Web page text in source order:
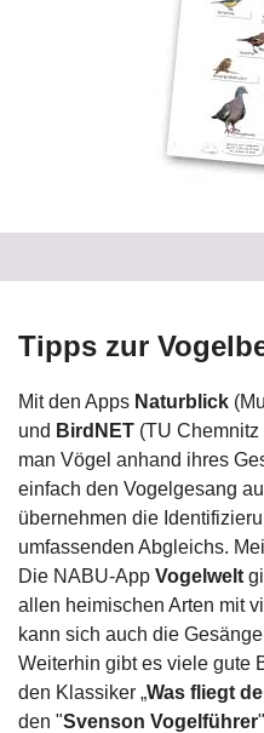
Tipps zur
Mit den Apps Naturblick
und BirdNET (TU
man Vögel anhand ihres
einfach den Vogelgesang
übernehmen die
umfassenden Abgleichs.
Die NABU-App Vogelwelt
allen heimischen Arten mit
kann sich auch die
Weiterhin gibt es viele gute
den Klassiker „Was fliegt
den "Svenson Vogelführer